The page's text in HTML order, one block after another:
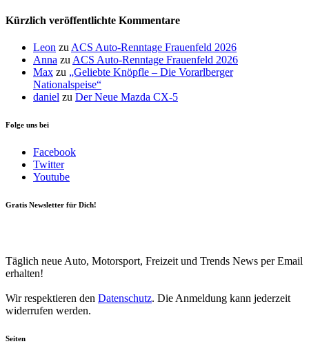
Kürzlich veröffentlichte Kommentare
Leon zuACS Auto-Renntage Frauenfeld 2026
Anna zuACS Auto-Renntage Frauenfeld 2026
Max zu „Geliebte Knöpfle – Die Vorarlberger
Nationalspeise“
daniel zu Der Neue Mazda CX-5
Folge uns bei
Facebook
Twitter
Youtube
Gratis Newsletter für Dich!
Täglich neue Auto, Motorsport, Freizeit und Trends News per Email
erhalten!
Wir respektieren den Datenschutz. Die Anmeldung kann jederzeit
widerrufen werden.
Seiten